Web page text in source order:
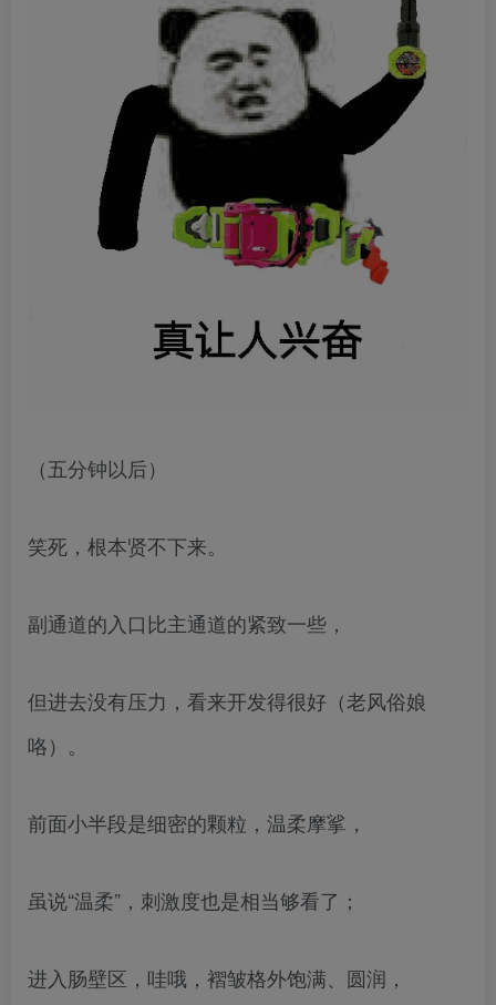
（五分钟以后）
笑死，根本贤不下来。
副通道的入口比主通道的紧致一些，
但进去没有压力，看来开发得很好（老风俗娘
咯）。
前面小半段是细密的颗粒，温柔摩挲，
虽说“温柔”，刺激度也是相当够看了；
进入肠壁区，哇哦，褶皱格外饱满、圆润，